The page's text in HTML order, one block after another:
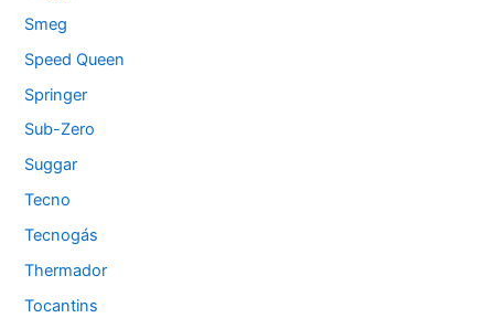
Smeg
Speed Queen
Springer
Sub-Zero
Suggar
Tecno
Tecnogás
Thermador
Tocantins